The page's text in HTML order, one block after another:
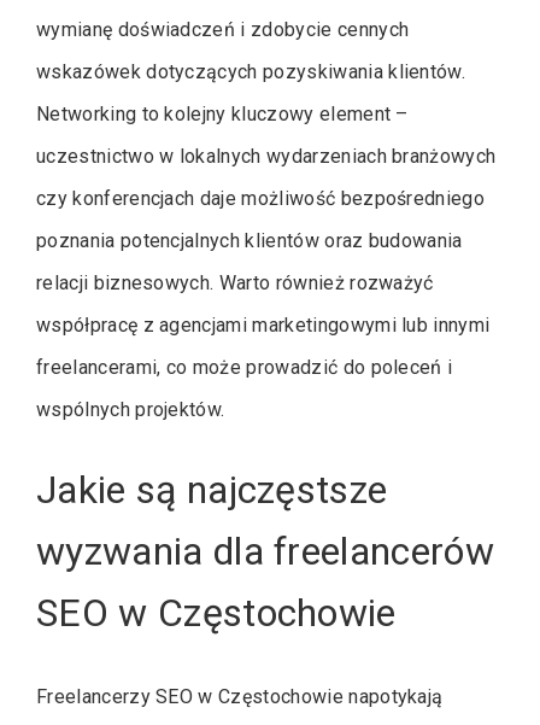
wymianę doświadczeń i zdobycie cennych
wskazówek dotyczących pozyskiwania klientów.
Networking to kolejny kluczowy element –
uczestnictwo w lokalnych wydarzeniach branżowych
czy konferencjach daje możliwość bezpośredniego
poznania potencjalnych klientów oraz budowania
relacji biznesowych. Warto również rozważyć
współpracę z agencjami marketingowymi lub innymi
freelancerami, co może prowadzić do poleceń i
wspólnych projektów.
Jakie są najczęstsze
wyzwania dla freelancerów
SEO w Częstochowie
Freelancerzy SEO w Częstochowie napotykają